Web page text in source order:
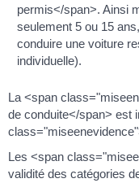
permis</span>. Ainsi
seulement 5 ou 15
conduire une voiture
individuelle).
La <span
de conduite</span> est
Les <span
validité des catégories